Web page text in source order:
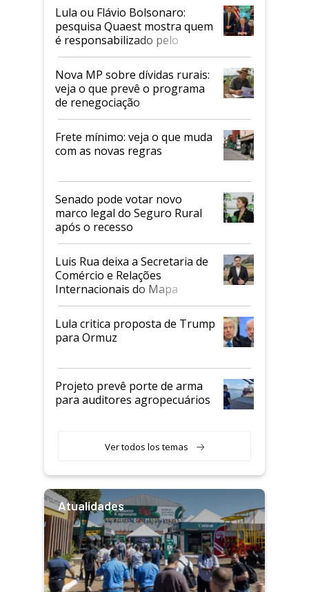
Lula ou Flávio Bolsonaro:
pesquisa Quaest mostra quem
é responsabilizado pelo
tarifaço dos EUA
Nova MP sobre dívidas rurais:
veja o que prevê o programa
de renegociação
Frete mínimo: veja o que muda
com as novas regras
Senado pode votar novo
marco legal do Seguro Rural
após o recesso
Luis Rua deixa a Secretaria de
Comércio e Relações
Internacionais do Mapa
Lula critica proposta de Trump
para Ormuz
Projeto prevê porte de arma
para auditores agropecuários
Ver todos los temas
Atualidades